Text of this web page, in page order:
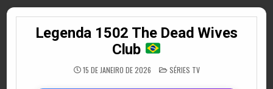
Legenda 1502 The Dead Wives
Club
15 DE JANEIRO DE 2026 POSTED
IN
SÉRIES TV